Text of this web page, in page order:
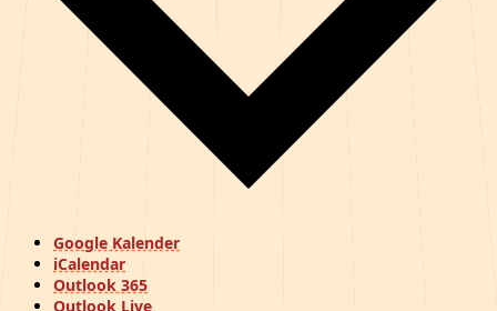
Google Kalender
iCalendar
Outlook 365
Outlook Live